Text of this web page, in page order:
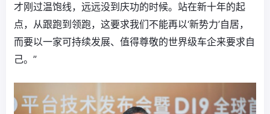
才刚过温饱线，远远没到庆功的时候。站在新十年的起
点，从跟跑到领跑，这要求我们不能再以‘新势力’自居，
而要以一家可持续发展、值得尊敬的世界级车企来要求自
己。”